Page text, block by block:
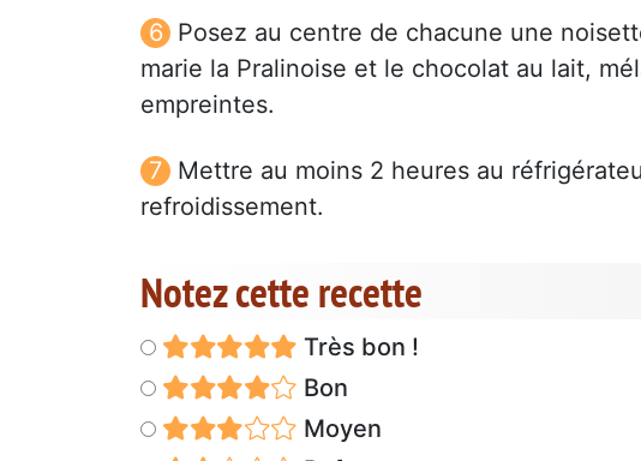
Posez au centre de chacune une
marie la Pralinoise et le chocolat au lait,
empreintes.
Mettre au moins 2 heures au
refroidissement.
Notez cette recette
Très bon !
Bon
Moyen